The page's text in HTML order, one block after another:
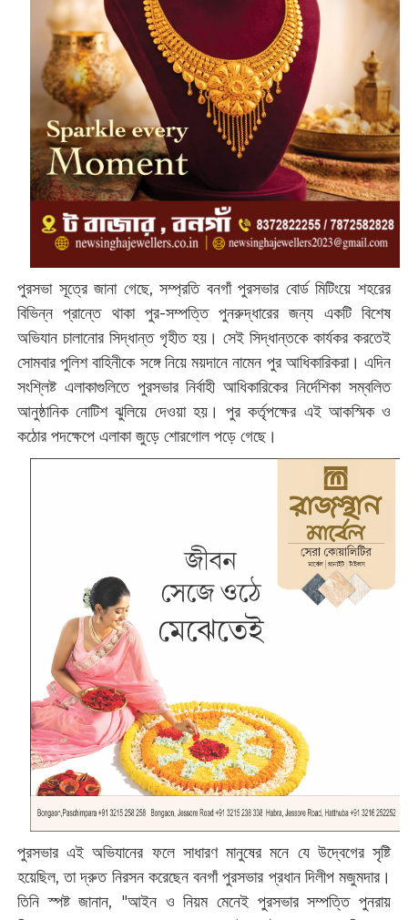
পুরসভা সূত্রে জানা গেছে, সম্প্রতি বনগাঁ পুরসভার বোর্ড মিটিংয়ে শহরের
বিভিন্ন প্রান্তে থাকা পুর-সম্পত্তি পুনরুদ্ধারের জন্য একটি বিশেষ
অভিযান চালানোর সিদ্ধান্ত গৃহীত হয়। সেই সিদ্ধান্তকে কার্যকর করতেই
সোমবার পুলিশ বাহিনীকে সঙ্গে নিয়ে ময়দানে নামেন পুর আধিকারিকরা। এদিন
সংশ্লিষ্ট এলাকাগুলিতে পুরসভার নির্বাহী আধিকারিকের নির্দেশিকা সম্বলিত
আনুষ্ঠানিক নোটিশ ঝুলিয়ে দেওয়া হয়। পুর কর্তৃপক্ষের এই আকস্মিক ও
কঠোর পদক্ষেপে এলাকা জুড়ে শোরগোল পড়ে গেছে।
পুরসভার এই অভিযানের ফলে সাধারণ মানুষের মনে যে উদ্বেগের সৃষ্টি
হয়েছিল, তা দ্রুত নিরসন করেছেন বনগাঁ পুরসভার প্রধান দিলীপ মজুমদার।
তিনি স্পষ্ট জানান, "আইন ও নিয়ম মেনেই পুরসভার সম্পত্তি পুনরায়